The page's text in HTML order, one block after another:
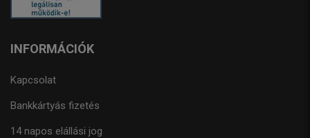
INFORMÁCIÓK
Kapcsolat
Bankkártyás fizetés
14 napos elállási jog